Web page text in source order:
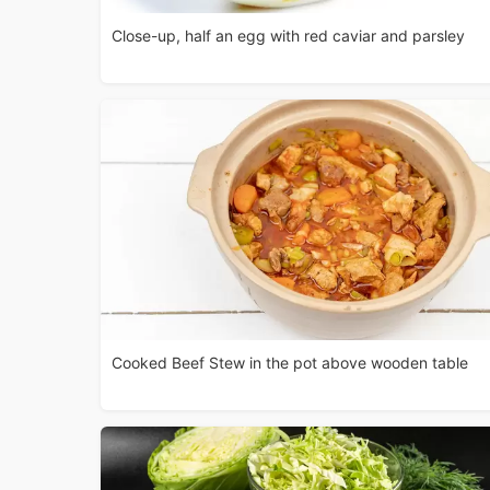
Close-up, half an egg with red caviar and parsley
Cooked Beef Stew in the pot above wooden table